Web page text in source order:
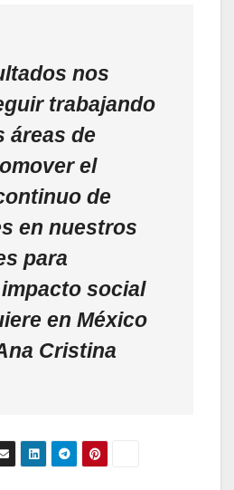
nos
trabajando
áreas de
el
de
en nuestros
para
social
en México
Cristina